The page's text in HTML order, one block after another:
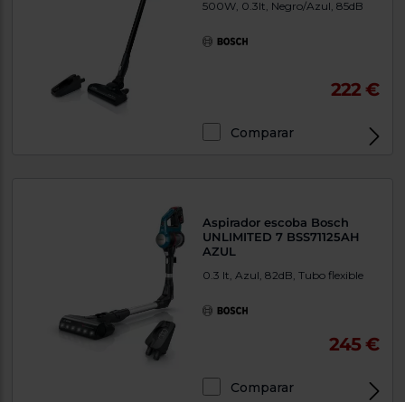
500W, 0.3lt, Negro/Azul, 85dB
222 €
Comparar
Aspirador escoba Bosch
UNLIMITED 7 BSS71125AH
AZUL
0.3 lt, Azul, 82dB, Tubo flexible
245 €
Comparar